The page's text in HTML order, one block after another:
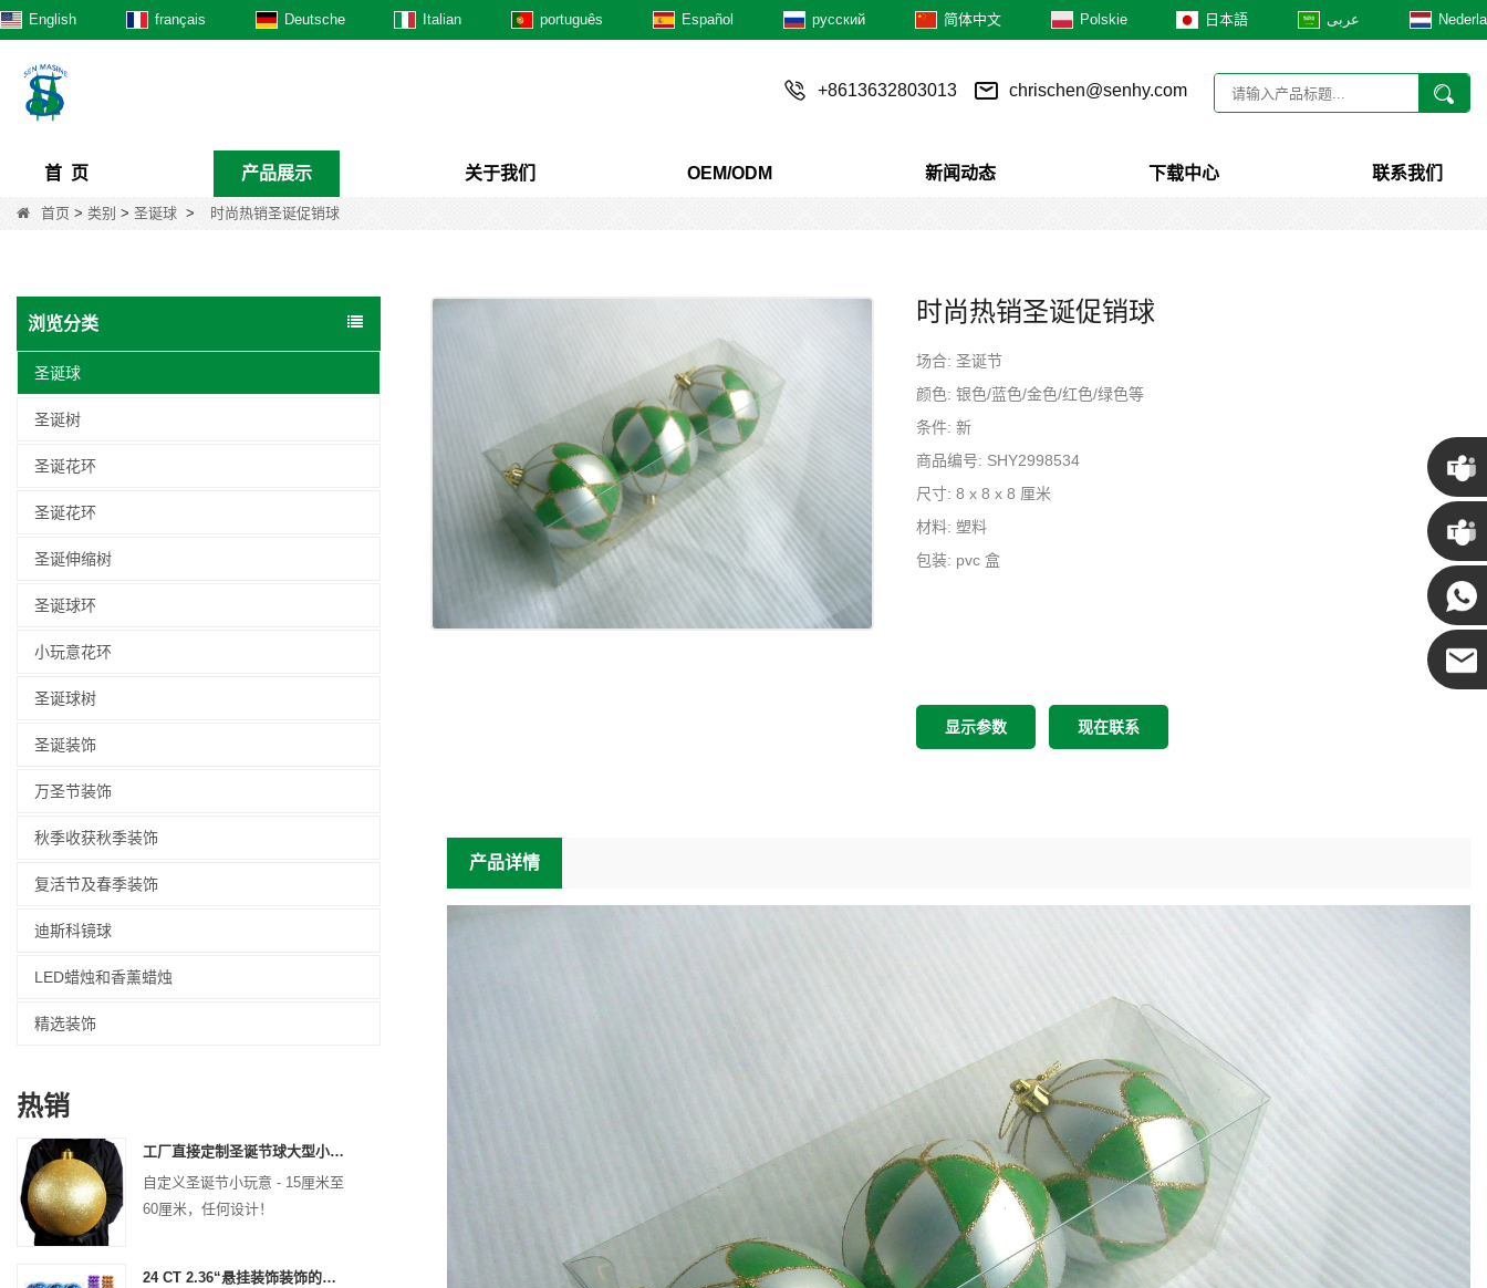
English français Deutsche Italian português Español русский 简体中文 Polskie 日本語 عربى
+8613632803013 chrischen@senhy.com
首 页 产品展示 关于我们 OEM/ODM 新闻动态 下载中心 联系我们
首页 > 类别 > 圣诞球 > 时尚热销圣诞促销球
浏览分类
圣诞球
圣诞树
圣诞花环
圣诞花环
圣诞伸缩树
圣诞球环
小玩意花环
圣诞球树
圣诞装饰
万圣节装饰
秋季收获秋季装饰
复活节及春季装饰
迪斯科镜球
LED蜡烛和香薰蜡烛
精选装饰
热销
工厂直接定制圣诞节球大型小玩意15厘米-60厘米的XMAS徽标球
自定义圣诞节小玩意 - 15厘米至
60厘米，任何设计！
24 CT 2.36“悬挂装饰装饰的圣诞节塑料球圣诞节防碎球节日聚会装饰
时尚热销圣诞促销球
场合: 圣诞节
颜色: 银色/蓝色/金色/红色/绿色等
条件: 新
商品编号: SHY2998534
尺寸: 8 x 8 x 8 厘米
材料: 塑料
包装: pvc 盒
显示参数 现在联系
产品详情
克里斯
· 肯尼 ·